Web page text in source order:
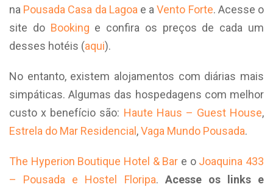
na Pousada Casa da Lagoae aVento Forte. Acesse o
site do Booking e confira os preços de cada um
desses hotéis (aqui).
No entanto, existem alojamentos com diárias mais
simpáticas. Algumas das hospedagens com melhor
custo x benefício são: Haute Haus – Guest House,
Estrela do Mar Residencial ,Vaga Mundo Pousada.
The Hyperion Boutique Hotel & Bar e o Joaquina 433
– Pousada e Hostel Floripa. Acesse os links e